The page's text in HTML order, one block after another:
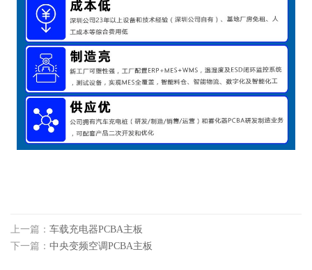
上一篇： 车载充电器PCBA主板
下一篇： 中央变频空调PCBA主板